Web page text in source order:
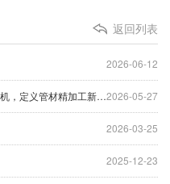
返回列表
2026-06-12
2026-05-27
义管材精加工新标杆
2026-03-25
2025-12-23